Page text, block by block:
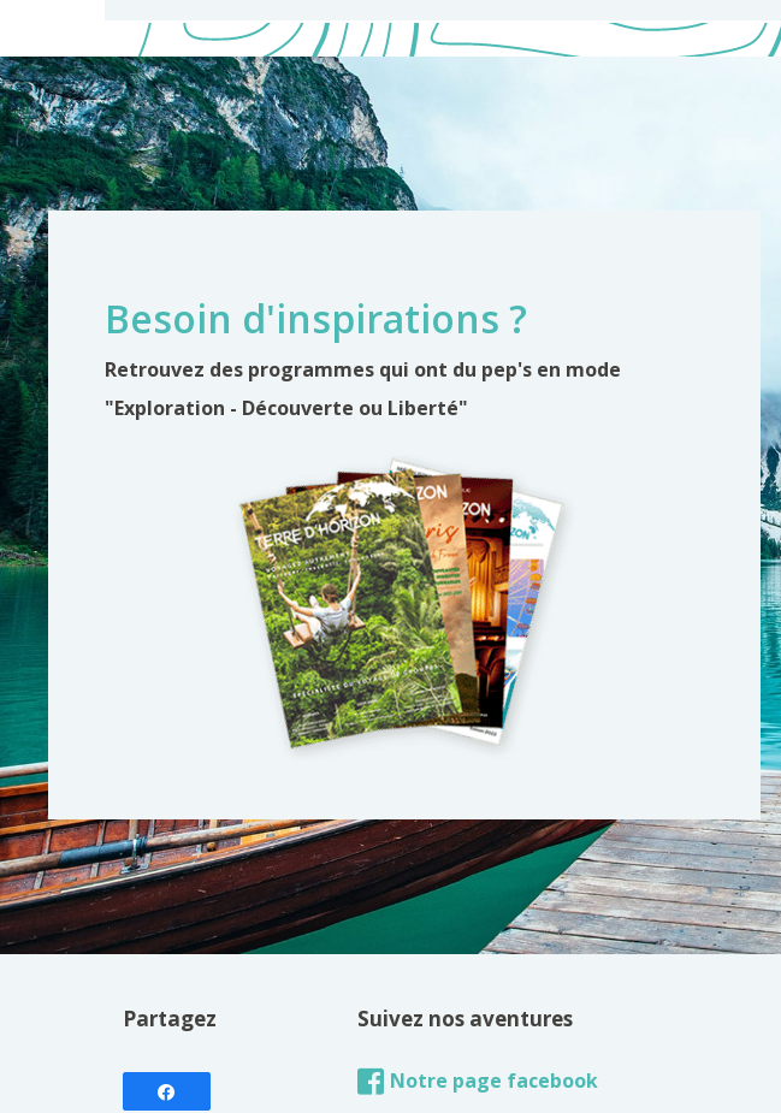
Besoin d'inspirations ?
Retrouvez des programmes qui ont du pep's en mode
"Exploration - Découverte ou Liberté"
Partagez Suivez nos aventures
Notre page facebook